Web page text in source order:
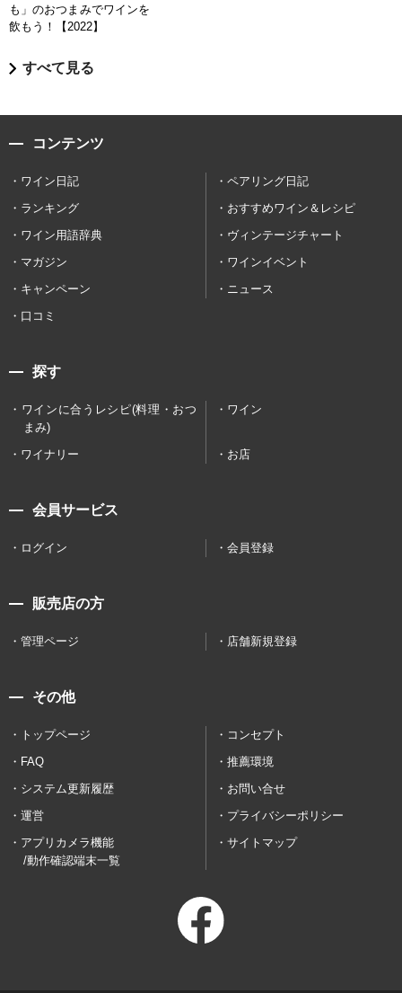
も」のおつまみでワインを
飲もう！【2022】
すべて見る
コンテンツ
ワイン日記
ペアリング日記
ランキング
おすすめワイン＆レシピ
ワイン用語辞典
ヴィンテージチャート
マガジン
ワインイベント
キャンペーン
ニュース
口コミ
探す
ワインに合うレシピ(料理・おつ
まみ)
ワイン
ワイナリー お店
会員サービス
ログイン 会員登録
販売店の方
管理ページ 店舗新規登録
その他
トップページ
コンセプト
FAQ
推薦環境
システム更新履歴
お問い合せ
運営
プライバシーポリシー
アプリカメラ機能
/動作確認端末一覧
サイトマップ